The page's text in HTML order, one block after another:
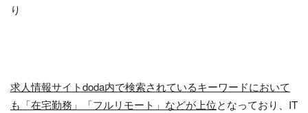
り
求人情報サイトdoda内で検索されているキーワードにおいて
も「在宅勤務」「フルリモート」などが上位となっており、 IT